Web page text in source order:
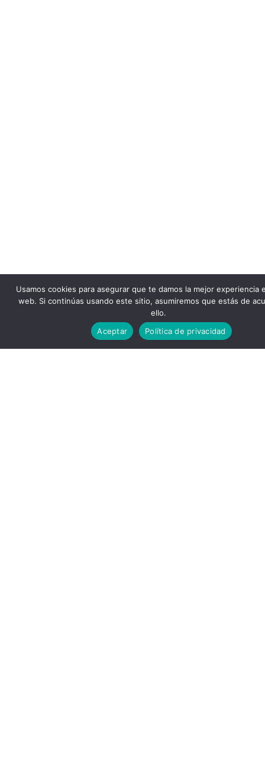
Usamos cookies para asegurar que te damos la mejor experiencia
web. Si continúas usando este sitio, asumiremos que estás de
ello.
Aceptar
Política de privacidad